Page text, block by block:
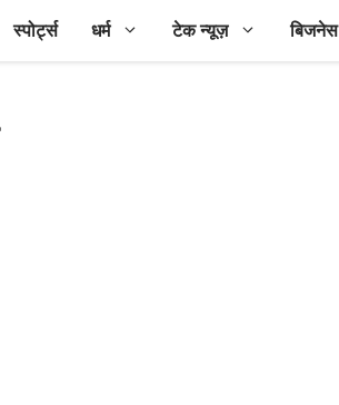
स्पोर्ट्स धर्म टेक न्यूज़ बिजनेस